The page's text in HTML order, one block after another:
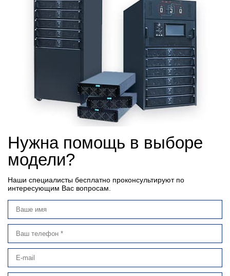
Нужна помощь в выборе
модели?
Наши специалисты бесплатно проконсультируют по
интересующим Вас вопросам.